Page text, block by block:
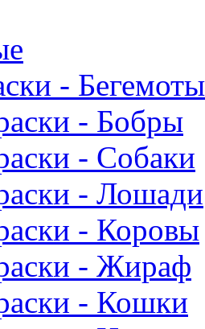
- Бегемоты
- Бобры
- Собаки
- Лошади
- Коровы
- Жираф
- Кошки